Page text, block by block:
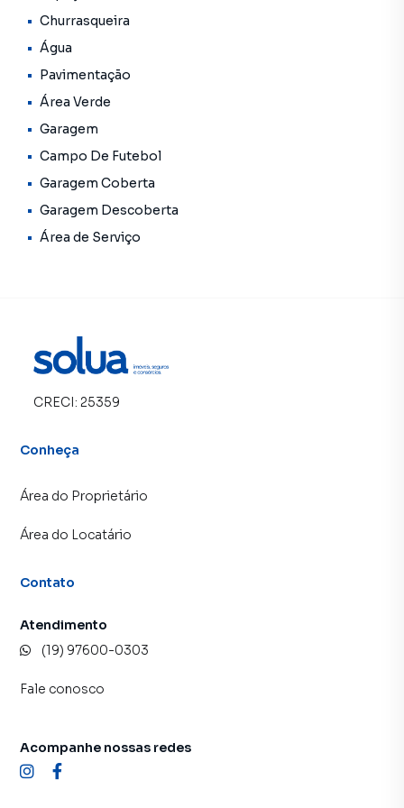
Churrasqueira
Água
Pavimentação
Área Verde
Garagem
Campo De Futebol
Garagem Coberta
Garagem Descoberta
Área de Serviço
CRECI: 25359
Conheça
Área do Proprietário
Área do Locatário
Contato
Atendimento
(19) 97600-0303
Fale conosco
Acompanhe nossas redes